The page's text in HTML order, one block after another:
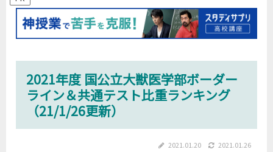
2021年度 国公立大獣医学部ボーダー
ライン＆共通テスト比重ランキング
（21/1/26更新）
2021.01.20 2021.01.26